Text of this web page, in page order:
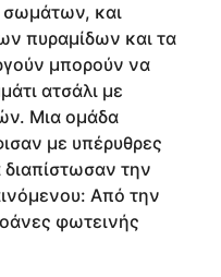
σωμάτων, και
πυραμίδων και τα
μπορούν να
ατσάλι με
Μια ομάδα
με υπέρυθρες
την
Από την
φωτεινής